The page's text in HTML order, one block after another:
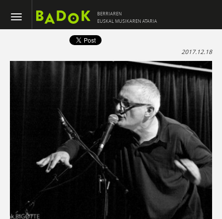
BERRIAREN
EUSKAL MUSIKAREN ATARIA
2017.12.18